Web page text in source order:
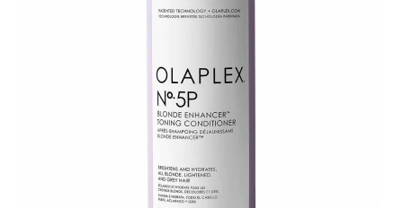
Olaplex Hair Perfector No3 100ml
359 kr 305,15 kr